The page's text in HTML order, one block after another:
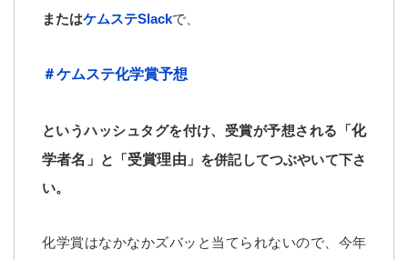
またはケムステSlackで、
＃ケムステ化学賞予想
というハッシュタグを付け、受賞が予想される「化
学者名 」と「受賞理由 」を併記してつぶやいて下さ
い。
化学賞はなかなかズバッと当てられないので、今年